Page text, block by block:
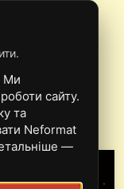
Ми
сайту.
та
Neformat
—